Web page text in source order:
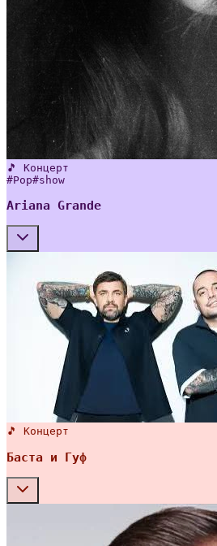
🎵 Концерт
#Pop#show
Ariana Grande
🎵 Концерт
Баста и Гуф